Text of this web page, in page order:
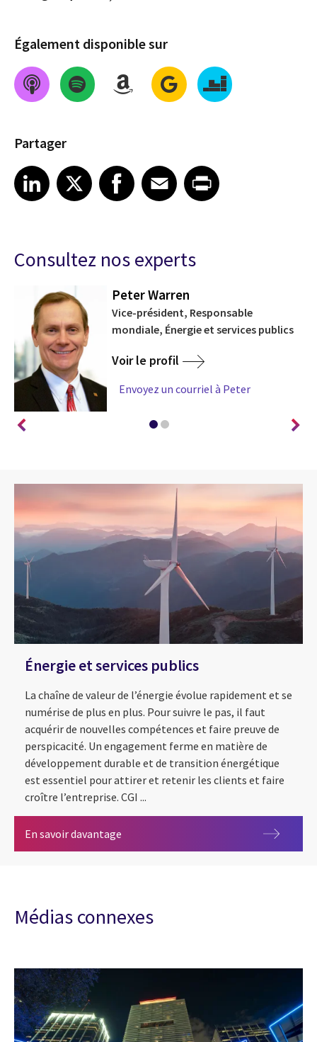
Également disponible sur
Partager
Share on LinkedIn
LinkedIn
Share on X Share on Facebook
Facebook
Share on EmailEmailShare on Print
Consultez nos experts
Peter Warren
Vice-président, Responsable
mondiale, Énergie et services publics
Voir le profil
Envoyez un courriel à Peter
Énergie et services publics
La chaîne de valeur de l’énergie évolue rapidement et se
numérise de plus en plus. Pour suivre le pas, il faut
acquérir de nouvelles compétences et faire preuve de
perspicacité. Un engagement ferme en matière de
développement durable et de transition énergétique
est essentiel pour attirer et retenir les clients et faire
croître l’entreprise. CGI ...
En savoir davantage
Médias connexes